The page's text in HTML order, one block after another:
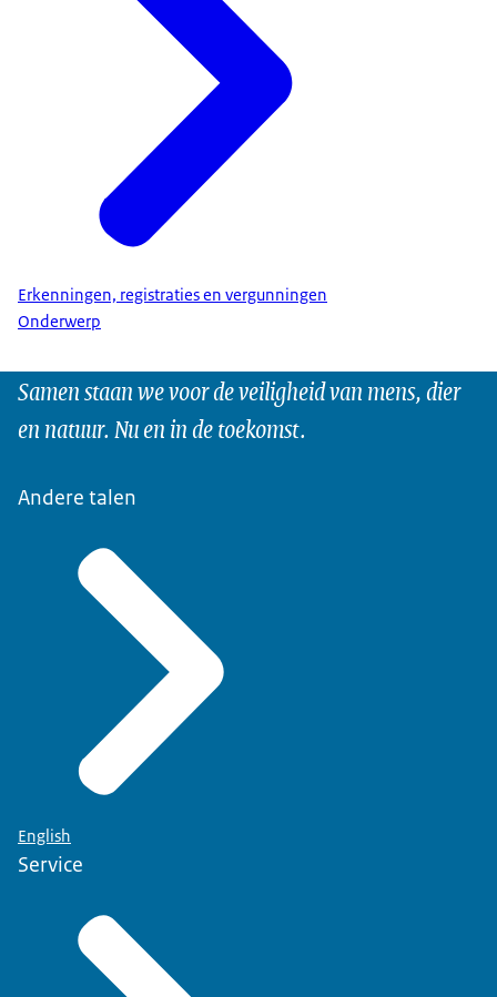
Erkenningen, registraties en vergunningen
Onderwerp
Samen staan we voor de veiligheid van mens, dier
en natuur. Nu en in de toekomst.
Andere talen
English
Service